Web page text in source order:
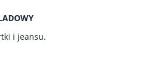
i jeansu.